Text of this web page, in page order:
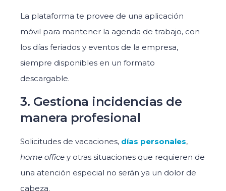
La plataforma te provee de una aplicación
móvil para mantener la agenda de trabajo, con
los días feriados y eventos de la empresa,
siempre disponibles en un formato
descargable.
3. Gestiona incidencias de
manera profesional
Solicitudes de vacaciones, días personales,
home office y otras situaciones que requieren de
una atención especial no serán ya un dolor de
cabeza.